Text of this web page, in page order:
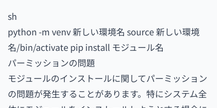
sh
python -m venv 新しい環境名 source 新しい環境
名/bin/activate pip install モジュール名
パーミッションの問題
モジュールのインストールに関してパーミッション
の問題が発生することがあります。特にシステム全